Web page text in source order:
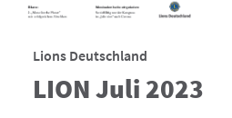
Lions Deutschland
LION Juli 2023